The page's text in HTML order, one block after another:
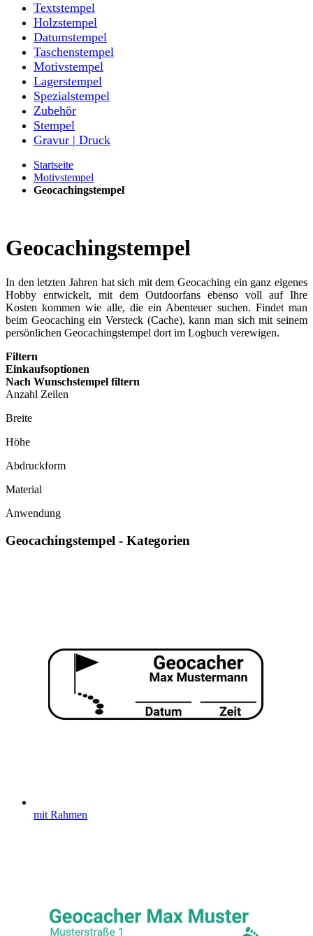
Textstempel
Holzstempel
Datumstempel
Taschenstempel
Motivstempel
Lagerstempel
Spezialstempel
Zubehör
Stempel
Gravur | Druck
Startseite
Motivstempel
Geocachingstempel
Geocachingstempel
In den letzten Jahren hat sich mit dem Geocaching ein ganz eigenes
Hobby entwickelt, mit dem Outdoorfans ebenso voll auf Ihre
Kosten kommen wie alle, die ein Abenteuer suchen. Findet man
beim Geocaching ein Ver­steck (Cache), kann man sich mit seinem
persönlichen Geocachingstempel dort im Logbuch verewigen.
Filtern
Einkaufsoptionen
Nach Wunschstempel filtern
Anzahl Zeilen
Breite
Höhe
Abdruckform
Material
Anwendung
Geocachingstempel - Kategorien
mit Rahmen